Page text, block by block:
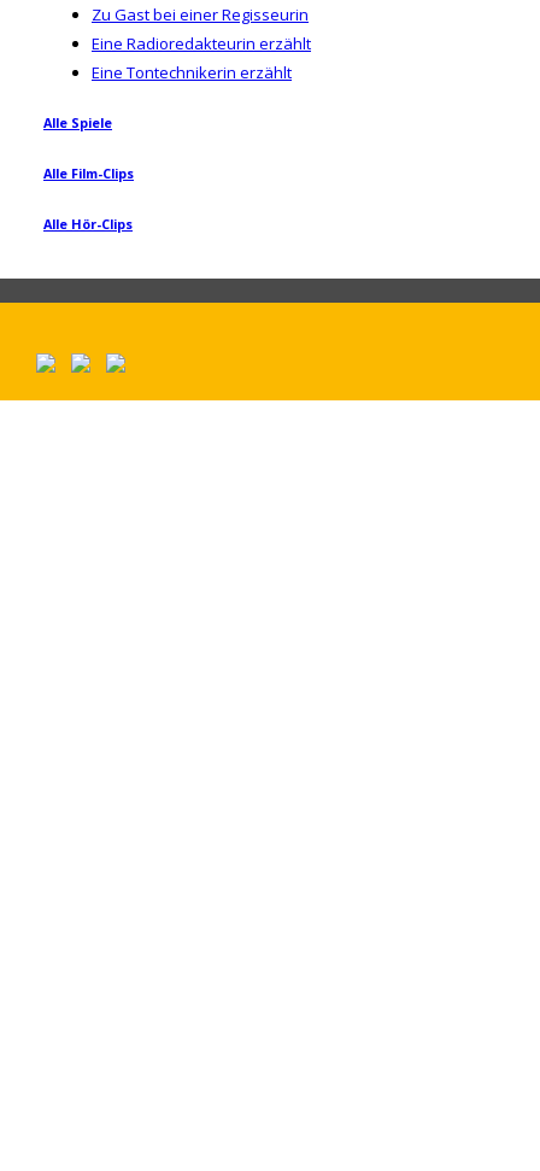
Zu Gast bei einer Regisseurin
Eine Radioredakteurin erzählt
Eine Tontechnikerin erzählt
Alle Spiele
Alle Film-Clips
Alle Hör-Clips